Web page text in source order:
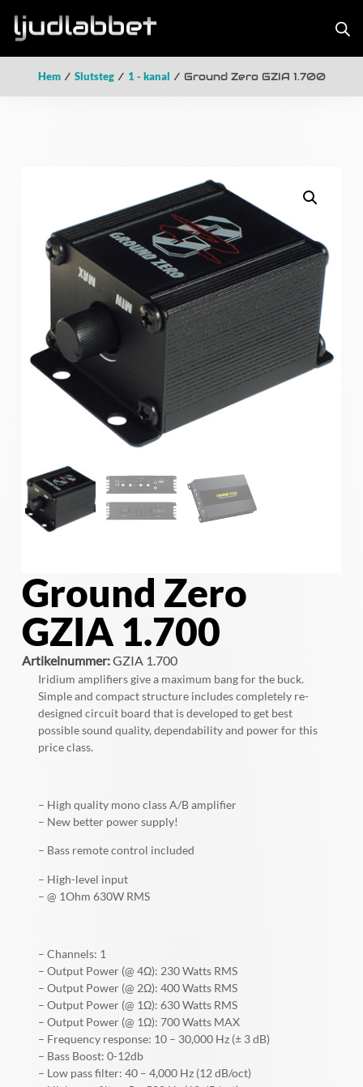
Hem/ Slutsteg/ 1 - kanal / Ground Zero GZIA 1.700
Ground Zero
GZIA 1.700
Artikelnummer:GZIA 1.700
Iridium amplifiers give a maximum bang for the buck.
Simple and compact structure includes completely re-
designed circuit board that is developed to get best
possible sound quality, dependability and power for this
price class.
– High quality mono class A/B amplifier
– New better power supply!
– Bass remote control included
– High-level input
– @ 1Ohm 630W RMS
– Channels: 1
– Output Power (@ 4Ω): 230 Watts RMS
– Output Power (@ 2Ω): 400 Watts RMS
– Output Power (@ 1Ω): 630 Watts RMS
– Output Power (@ 1Ω): 700 Watts MAX
– Frequency response: 10 – 30,000 Hz (± 3 dB)
– Bass Boost: 0-12db
– Low pass filter: 40 – 4,000 Hz (12 dB/oct)